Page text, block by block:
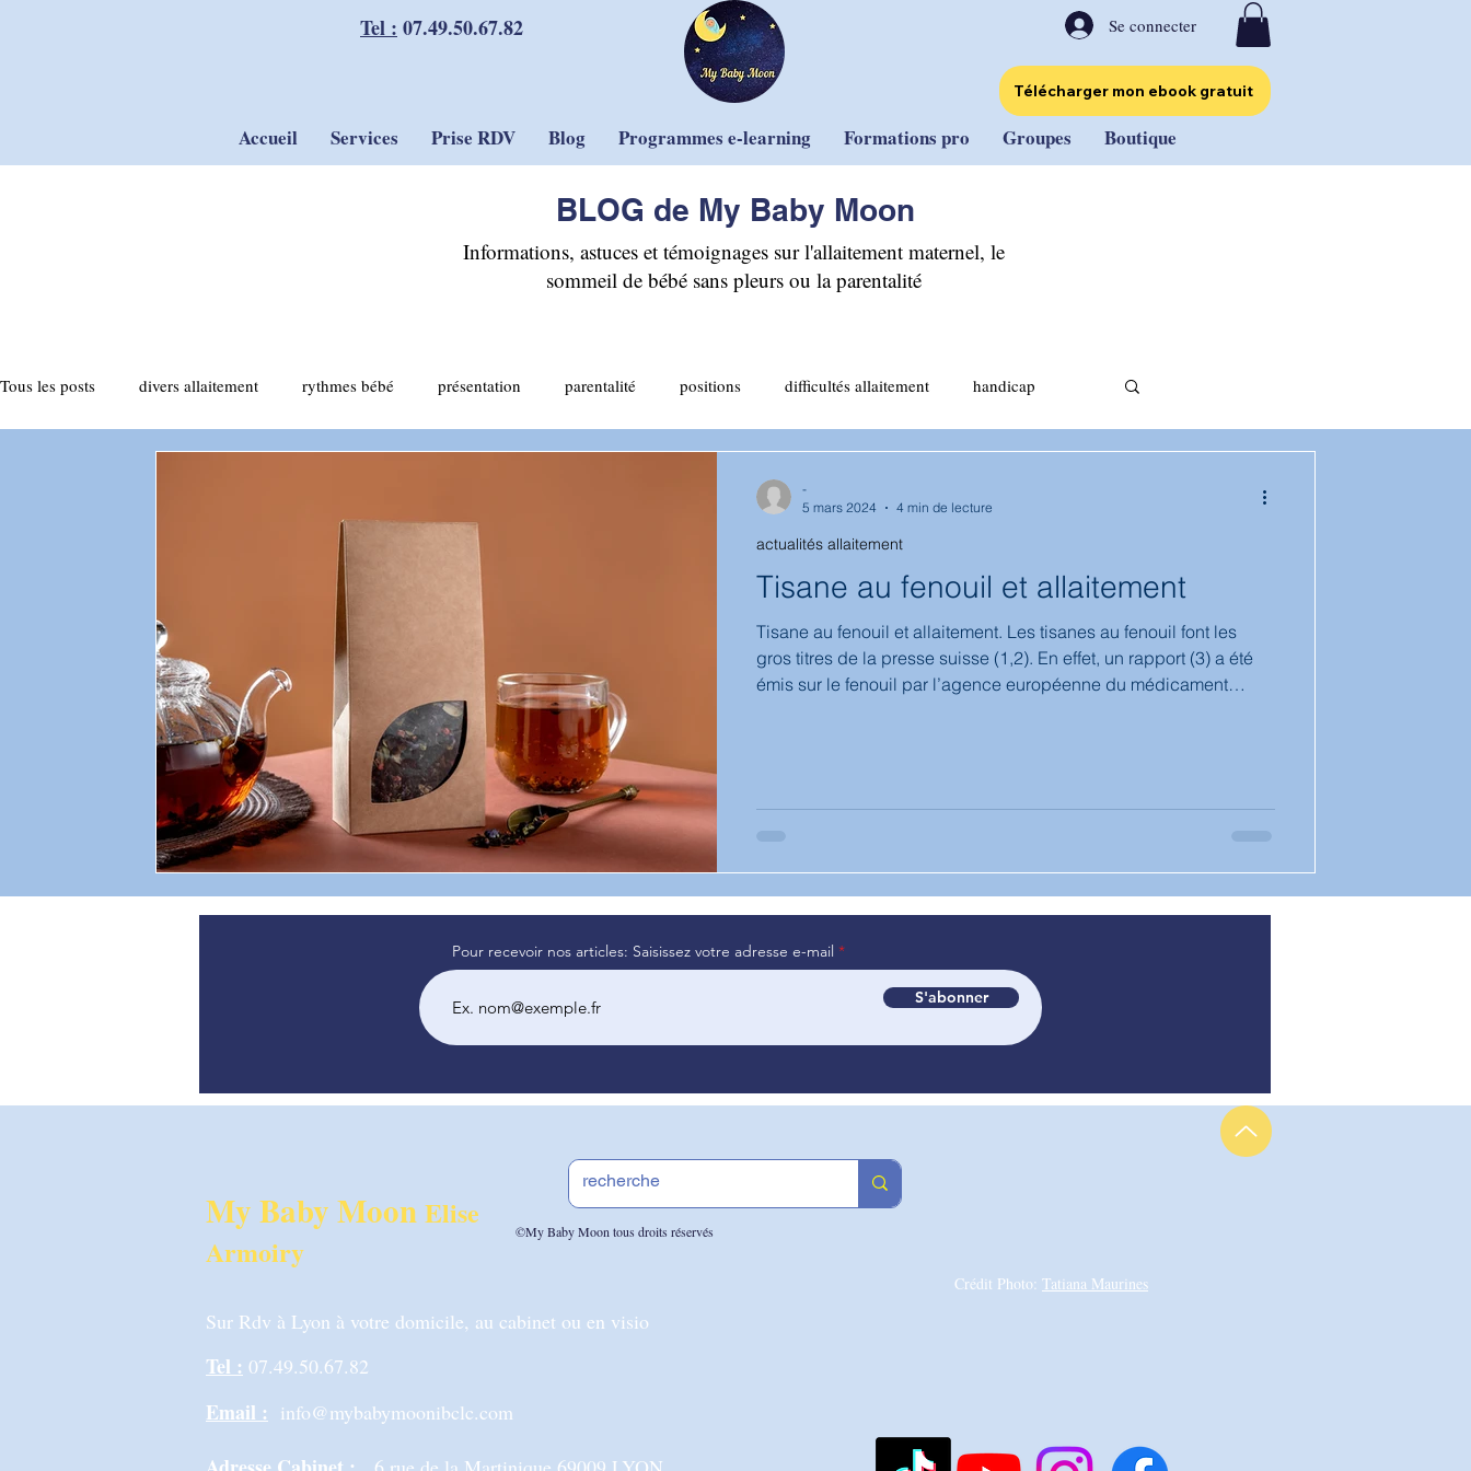
Tel : 07.49.50.67.82 Se connecter
Télécharger mon ebook gratuit
Accueil Services Prise RDV Blog Programmes e-learning Formations pro Groupes Boutique
BLOG de My Baby Moon
Informations, astuces et témoignages sur l'allaitement maternel, le
sommeil de bébé sans pleurs ou la parentalité
Tous les posts divers allaitement rythmes bébé présentation parentalité positions difficultés allaitement handicap
Attachement psychologie
Professionnel de santé
Tisane au fenouil et allaitement
Tisane au fenouil et allaitement. Les tisanes au fenouil font les
gros titres de la presse suisse (1,2). En effet, un rapport (3) a été
émis sur le fenouil par l’agence européenne du médicament
pour objectif de stim
actualités allaitement
-
5 mars 2024
4 min de lecture
Pour recevoir nos articles: Saisissez votre adresse e-mail
S'abonner
My Baby Moon Elise
Armoiry
©My Baby Moon tous droits réservés
Crédit Photo: Tatiana Maurines
Sur Rdv à Lyon à votre domicile, au cabinet ou en visio
Tel : 07.49.50.67.82
Email : info@mybabymoonibclc.com